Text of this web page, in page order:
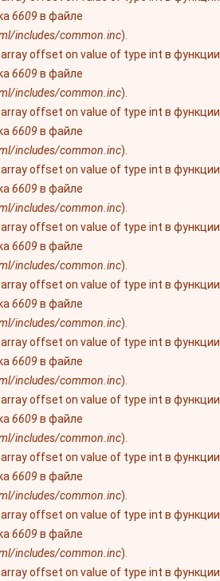
6609 в файле
includes/common.inc).
offset on value of type int в функции
6609 в файле
includes/common.inc).
offset on value of type int в функции
6609 в файле
includes/common.inc).
offset on value of type int в функции
6609 в файле
includes/common.inc).
offset on value of type int в функции
6609 в файле
includes/common.inc).
offset on value of type int в функции
6609 в файле
includes/common.inc).
offset on value of type int в функции
6609 в файле
includes/common.inc).
offset on value of type int в функции
6609 в файле
includes/common.inc).
offset on value of type int в функции
6609 в файле
includes/common.inc).
offset on value of type int в функции
6609 в файле
includes/common.inc).
offset on value of type int в функции